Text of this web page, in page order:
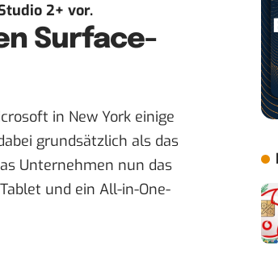
2+ vor.
Surface-
in New York einige
grundsätzlich als das
Unternehmen nun das
und ein All-in-One-